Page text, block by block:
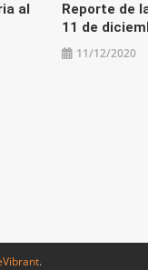
al
Reporte de
11 de
11/12/2020
.